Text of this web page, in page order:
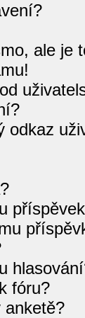
ale je
odkaz
fóru?
anketě?